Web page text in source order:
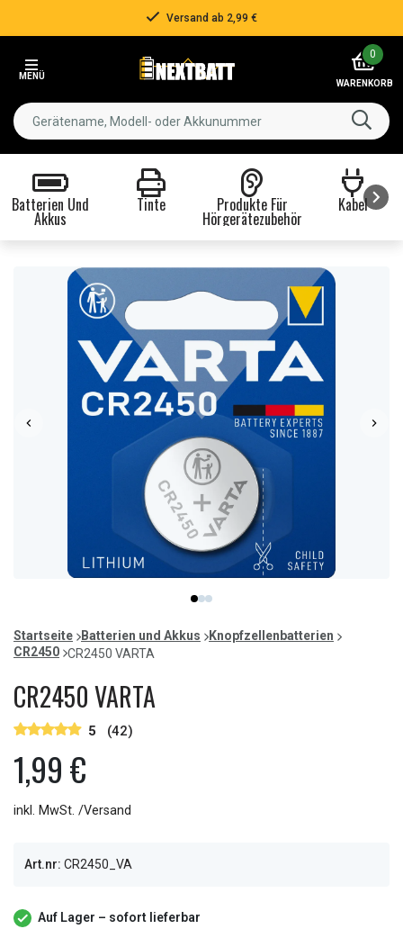
Über 500.000 Kunden!
MENÜ
0
WARENKORB
Batterien Und
Akkus
Tinte Produkte Für
Hörgerätezubehör
Kabel
item
0
item
1
item
2
of
3
Startseite Batterien und Akkus
Knopfzellenbatterien
CR2450 CR2450 VARTA
CR2450 VARTA
5 (42)
1,99 €
inkl. MwSt. /Versand
Art.nr: CR2450_VA
Auf Lager – sofort lieferbar